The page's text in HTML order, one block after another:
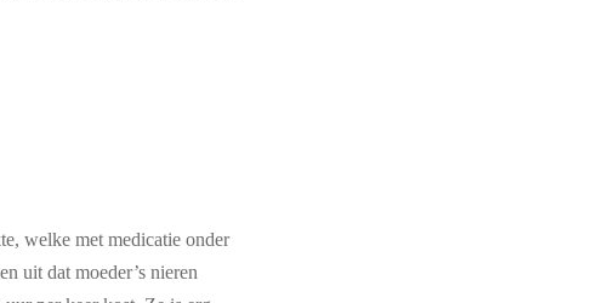
welke met medicatie onder
uit dat moeder’s nieren